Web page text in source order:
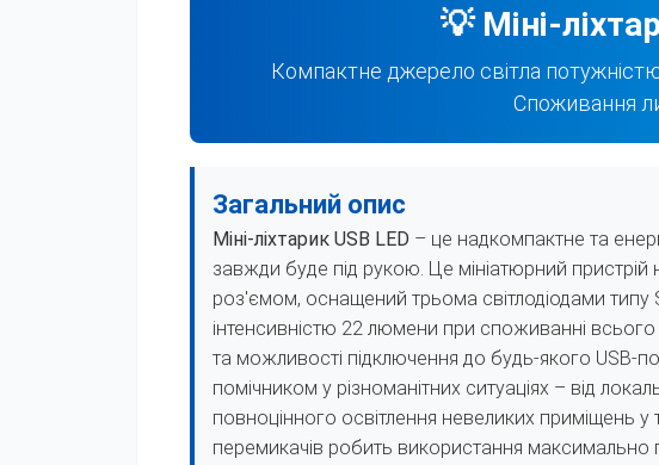
💡 Міні-
Компактне джерело світла
Споживання
Загальний опис
Міні-ліхтарик USB LED – це надкомпактне та
завжди буде під рукою. Це мініатюрний пристрій
роз'ємом, оснащений трьома світлодіодами
інтенсивністю 22 люмени при споживанні
та можливості підключення до будь-якого USB-
помічником у різноманітних ситуаціях – від
повноцінного освітлення невеликих приміщень у
перемикачів робить використання максимально